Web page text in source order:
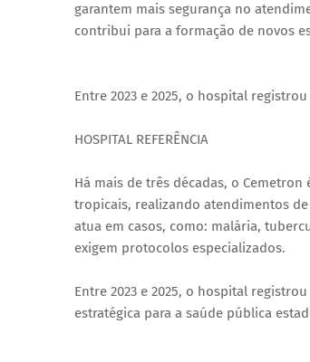
garantem mais segurança no
contribui para a formação de novos
Entre 2023 e 2025, o hospital
HOSPITAL REFERÊNCIA
Há mais de três décadas, o
tropicais, realizando atendimentos de
atua em casos, como: malária,
exigem protocolos especializados.
Entre 2023 e 2025, o hospital
estratégica para a saúde pública